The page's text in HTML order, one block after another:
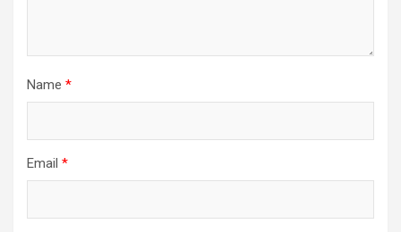
Name *
Email *